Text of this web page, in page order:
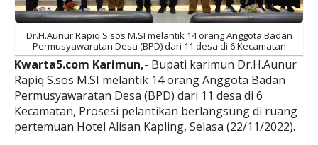
Dr.H.Aunur Rapiq S.sos M.SI melantik 14 orang Anggota Badan
Permusyawaratan Desa (BPD) dari 11 desa di 6 Kecamatan
Kwarta5.com Karimun,- Bupati karimun Dr.H.Aunur
Rapiq S.sos M.SI melantik 14 orang Anggota Badan
Permusyawaratan Desa (BPD) dari 11 desa di 6
Kecamatan, Prosesi pelantikan berlangsung di ruang
pertemuan Hotel Alisan Kapling, Selasa (22/11/2022).